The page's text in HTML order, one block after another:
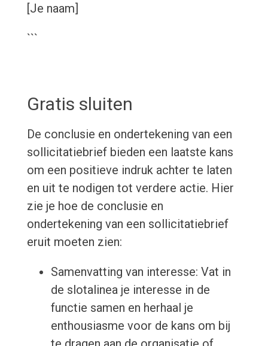
[Je naam]
```
Gratis sluiten
De conclusie en ondertekening van een
sollicitatiebrief bieden een laatste kans
om een positieve indruk achter te laten
en uit te nodigen tot verdere actie. Hier
zie je hoe de conclusie en
ondertekening van een sollicitatiebrief
eruit moeten zien:
Samenvatting van interesse: Vat in
de slotalinea je interesse in de
functie samen en herhaal je
enthousiasme voor de kans om bij